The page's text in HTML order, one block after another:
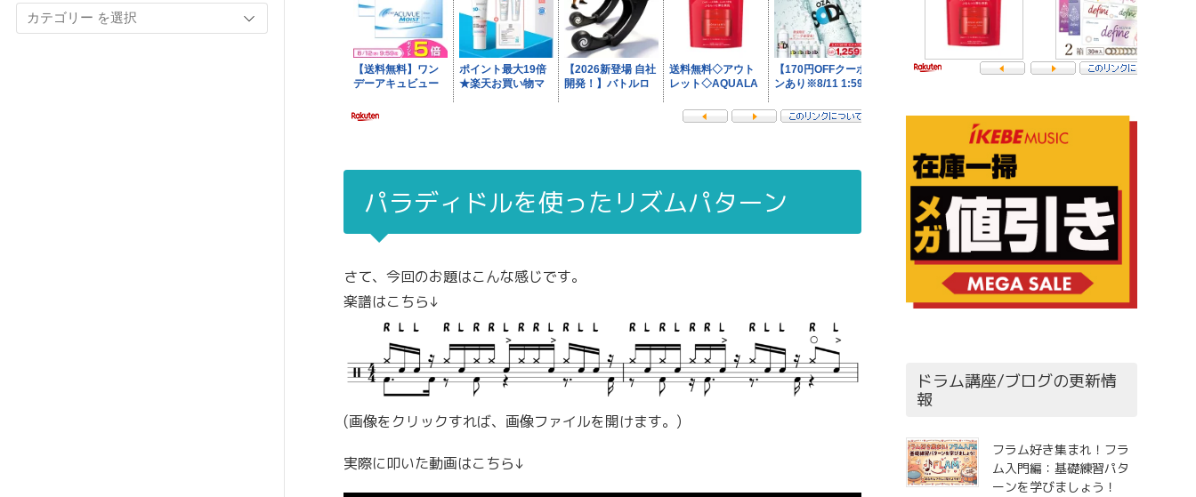
パラディドルを使ったリズムパターン
さて、今回のお題はこんな感じです。
楽譜はこちら↓
(画像をクリックすれば、画像ファイルを開けます。)
実際に叩いた動画はこちら↓
ドラム講座/ブログの更新情
報
フラム好き集まれ！フラ
ム入門編：基礎練習パタ
ーンを学びましょう！